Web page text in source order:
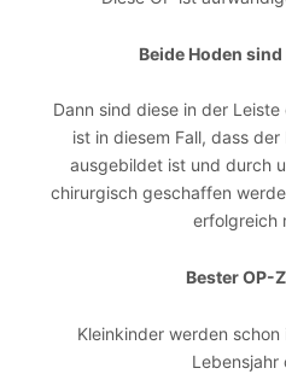
Beide Hoden
Dann sind diese in der
ist in diesem Fall, dass
ausgebildet ist und durch
chirurgisch geschaffen
erfolgreich
Bester OP-
Kleinkinder werden
Lebensjahr